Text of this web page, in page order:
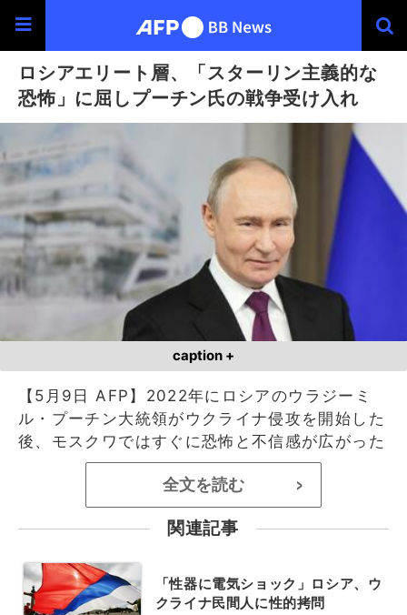
ロシアエリート層、「スターリン主義的な
恐怖」に屈しプーチン氏の戦争受け入れ
caption +
【5月9日 AFP】2022年にロシアのウラジーミ
ル・プーチン大統領がウクライナ侵攻を開始した
後、モスクワではすぐに恐怖と不信感が広がった
全文を読む >
関連記事
「性器に電気ショック」ロシア、ウ
クライナ民間人に性的拷問